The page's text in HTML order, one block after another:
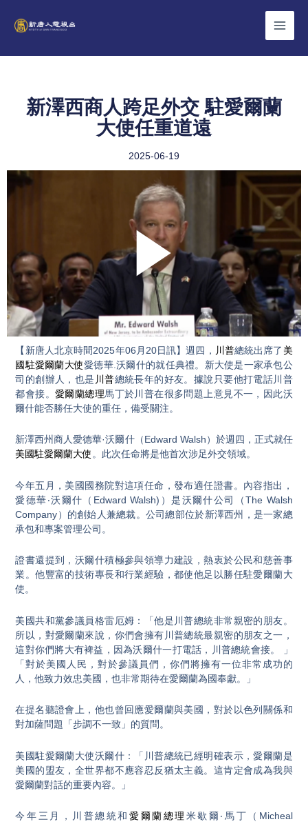
新澤西商人跨足外交 駐愛爾蘭
大使任重道遠
2025-06-19
Play
Video
【新唐人北京時間2025年06月20日訊】週四， 川普總統出席了 美
國駐愛爾蘭大使愛德華.沃爾什的就任典禮。新大使是一家承包公
司的創辦人，也是 川普總統長年的好友。據說只要他打電話川普
都會接。愛爾蘭總理馬丁於川普在很多問題上意見不一，因此沃
爾什能否勝任大使的重任，備受關注。
新澤西州商人愛德華·沃爾什（Edward Walsh）於週四，正式就任
美國駐愛爾蘭大使 。此次任命將是他首次涉足外交領域。
今年五月，美國國務院對這項任命，發布適任證書。內容指出，
愛德華‧沃爾什（Edward Walsh)）是沃爾什公司（The Walsh
Company）的創始人兼總裁。公司總部位於新澤西州，是一家總
承包和專案管理公司。
證書還提到，沃爾什積極參與領導力建設，熱衷於公民和慈善事
業。他豐富的技術專長和行業經驗，都使他足以勝任駐愛爾蘭大
使。
美國共和黨參議員格雷厄姆：「他是川普總統非常親密的朋友。
所以，對愛爾蘭來說，你們會擁有川普總統最親密的朋友之一，
這對你們將大有裨益，因為沃爾什一打電話，川普總統會接。 」
「對於美國人民，對於參議員們，你們將擁有一位非常成功的
人，他致力效忠美國，也非常期待在愛爾蘭為國奉獻。」
在提名聽證會上，他也曾回應愛爾蘭與美國，對於以色列關係和
對加薩問題「步調不一致」的質問。
美國駐愛爾蘭大使沃爾什：「川普總統已經明確表示，愛爾蘭是
美國的盟友，全世界都不應容忍反猶太主義。這肯定會成為我與
愛爾蘭對話的重要內容。」
今年三月，川普總統和 愛爾蘭總理 米歇爾‧馬丁（Micheal